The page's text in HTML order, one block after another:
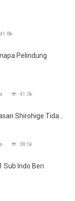
41.8k
Pelindung
41.3k
Shirohige Tida...
38.5k
Sub Indo Beri